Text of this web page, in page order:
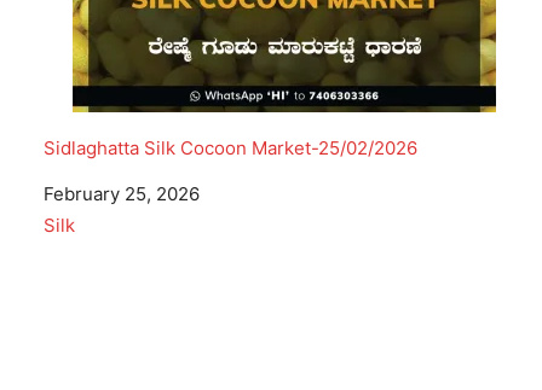
Sidlaghatta Silk Cocoon Market-25/02/2026
Date
February 25, 2026
In relation to
Silk